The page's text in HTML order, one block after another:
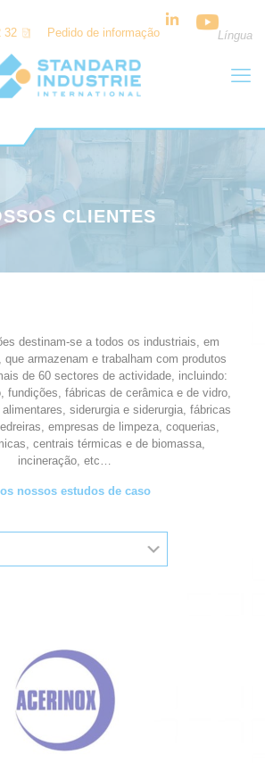
32 Pedido de informação Língua
CLIENTES
destinam-se a todos os industriais, em
armazenam e trabalham com produtos
de 60 sectores de actividade, incluindo:
fundições, fábricas de cerâmica e de vidro,
siderurgia e siderurgia, fábricas
empresas de limpeza, coquerias,
centrais térmicas e de biomassa,
incineração, etc…
nossos estudos de caso